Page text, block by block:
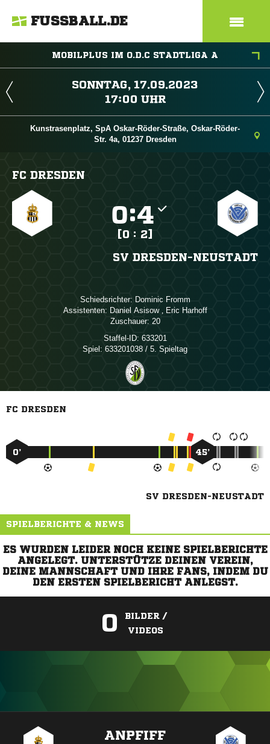
FUSSBALL.DE
MOBILPLUS IM O.D.C STADTLIGA A
 
 
Kunstrasenplatz, SpA Oskar-Röder-Straße, Oskar-Röder-
Str. 4a, 01237 Dresden
FC DRESDEN
:
[0 : 2]
SV DRESDEN-NEUSTADT
Schiedsrichter:  
Assistenten:   ,  
Zuschauer: 20
Staffel-ID: 633201
Spiel: 633201038 / 5. Spieltag
FC DRESDEN
0’ 45’
SV DRESDEN-NEUSTADT
SPIELBERICHTE & NEWS
ES WURDEN LEIDER NOCH KEINE SPIELBERICHTE
ANGELEGT. UNTERSTÜTZE DEINEN VEREIN,
DEINE MANNSCHAFT UND IHRE FANS, INDEM DU
DEN ERSTEN SPIELBERICHT ANLEGST.
0
BILDER /
VIDEOS
ANPFIFF